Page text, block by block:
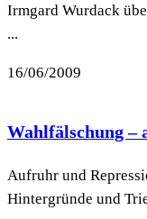
Irmgard Wurdack
...
16/06/2009
Wahlfälschung –
Aufruhr und
Hintergründe und